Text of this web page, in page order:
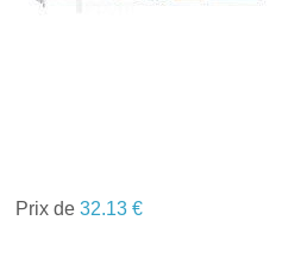
Prix de 32.13 €